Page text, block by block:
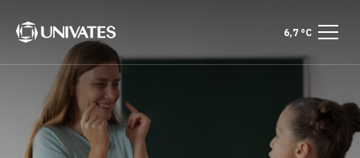
6,7 °C